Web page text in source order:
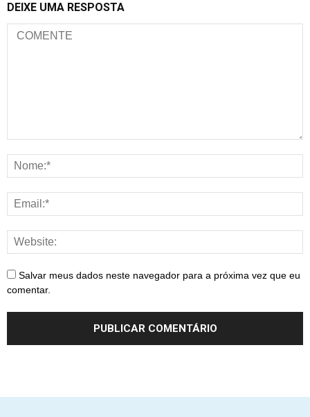
DEIXE UMA RESPOSTA
Salvar meus dados neste navegador para a próxima vez que eu
comentar.